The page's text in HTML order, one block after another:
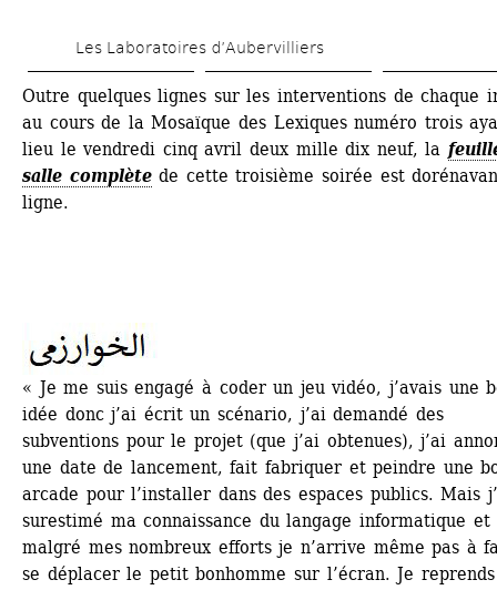
to
main
content
Les Laboratoires d’Aubervilliers
Outre quelques lignes sur les interventions de chaque
au cours de la Mosaïque des Lexiques numéro trois
lieu le vendredi cinq avril deux mille dix neuf, la
salle complètede cette troisième soirée est
ligne.
« Je me suis engagé à coder un jeu vidéo, j’avais une
idée donc j’ai écrit un scénario, j’ai demandé des
subventions pour le projet (que j’ai obtenues), j’ai
une date de lancement, fait fabriquer et peindre une
arcade pour l’installer dans des espaces publics. Mais
surestimé ma connaissance du langage informatique et
malgré mes nombreux efforts je n’arrive même pas à
se déplacer le petit bonhomme sur l’écran. Je